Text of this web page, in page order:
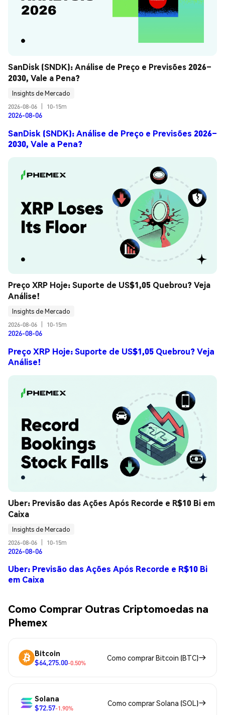
SanDisk (SNDK): Análise de Preço e Previsões 2026–
2030, Vale a Pena?
Insights de Mercado
2026-08-06
10-15m
2026-08-06
SanDisk (SNDK): Análise de Preço e Previsões 2026–
2030, Vale a Pena?
Preço XRP Hoje: Suporte de US$1,05 Quebrou? Veja
Análise!
Insights de Mercado
2026-08-06
10-15m
2026-08-06
Preço XRP Hoje: Suporte de US$1,05 Quebrou? Veja
Análise!
Uber: Previsão das Ações Após Recorde e R$10 Bi em
Caixa
Insights de Mercado
2026-08-06
10-15m
2026-08-06
Uber: Previsão das Ações Após Recorde e R$10 Bi
em Caixa
Como Comprar Outras Criptomoedas na
Phemex
Bitcoin
$64,275.00-0.50%
Como comprar Bitcoin (BTC)
Solana
$72.57-1.90%
Como comprar Solana (SOL)